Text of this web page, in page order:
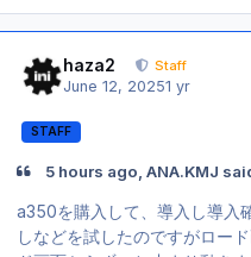
haza2 Staff
June 12, 20251 yr
STAFF
5 hours ago, ANA.KMJ
a350を購入して、導入し導入
しなどを試したのですがロー